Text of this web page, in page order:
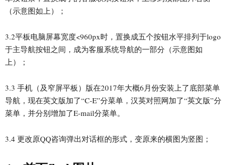
（示意图如上）；
3.2平板电脑屏幕宽度<960px时，置换成五个按钮水平排列于logo
于主导航按钮之间，成为客服系统导航的一部分（示意图如
上）；
3.3 手机（及窄屏平板）版在2017年大概6月份安装上了底部菜单
导航，现在英文版加了“C-E”分菜单，汉英对照网加了“英文版”分
菜单，并分别增加了E-mail分菜单。
3.4 更改原QQ咨询弹出对话框的形式，变原来的横图为竖图；